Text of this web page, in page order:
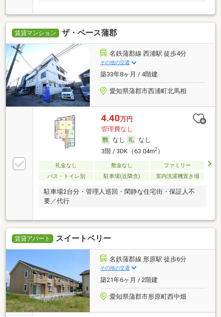
賃貸マンション ザ・ベース蒲郡
名鉄蒲郡線 西浦駅 徒歩4分
その他の交通
築33年8ヶ月 / 4階建
愛知県蒲郡市西浦町北馬相
4.40万円
管理費なし
なし
なし
3階 / 3DK（63.04m2）
礼金なし 敷金なし
ファミリー
バス・トイレ別
駐車場(近隣含) 室内洗濯機置き場
駐車場2台分・管理人巡回・閑静な住宅街・保証人不
要／代行
賃貸アパート スイートベリー
名鉄蒲郡線 形原駅 徒歩6分
その他の交通
築21年6ヶ月 / 2階建
愛知県蒲郡市形原町西中畑